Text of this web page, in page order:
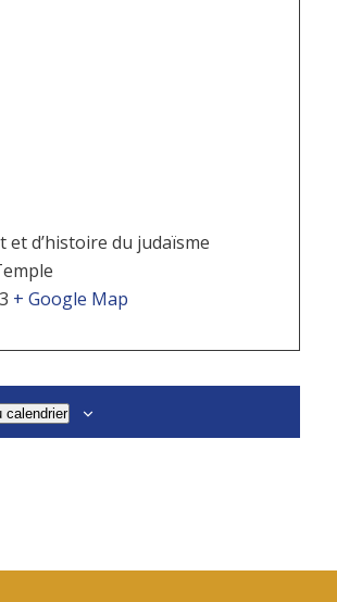
et d’histoire du judaïsme
+ Google Map
calendrier